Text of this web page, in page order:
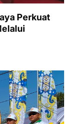
Perkuat